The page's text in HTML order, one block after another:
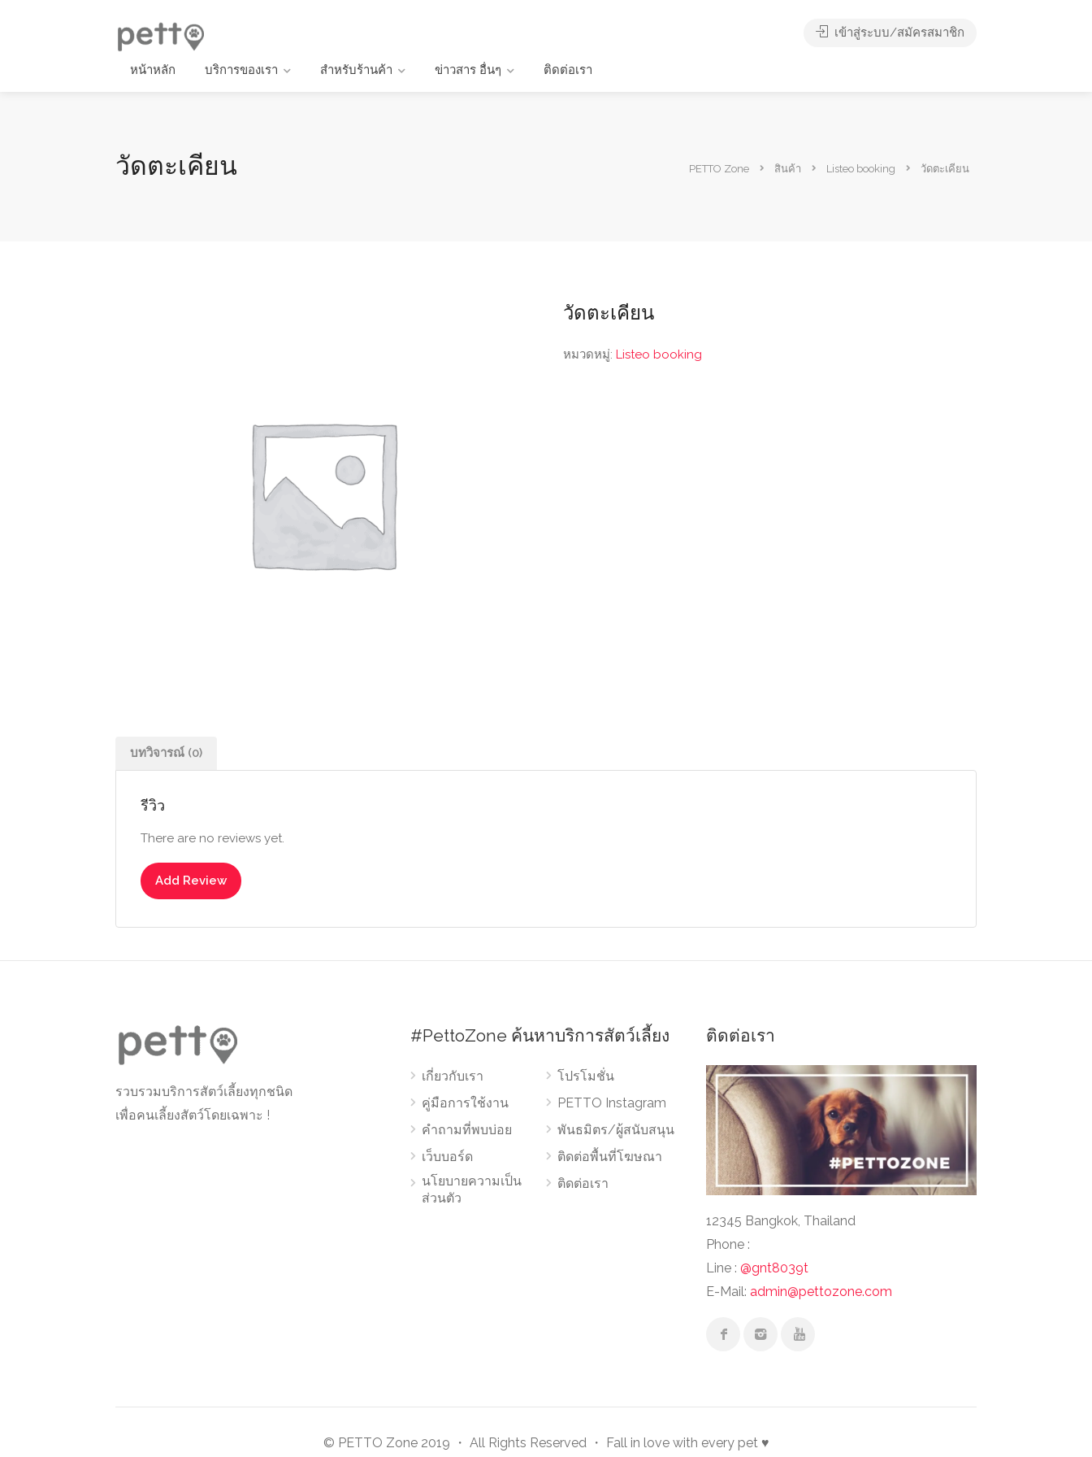
หน้าหลัก บริการของเรา สำหรับร้านค้า ข่าวสาร อื่นๆ ติดต่อเรา
เข้าสู่ระบบ/สมัครสมาชิก
วัดตะเคียน PETTO Zone สินค้า Listeo booking วัดตะเคียน
วัดตะเคียน
หมวดหมู่:Listeo booking
บทวิจารณ์ (0)
รีวิว
There are no reviews yet.
Add Review
รวบรวมบริการสัตว์เลี้ยงทุกชนิด
เพื่อคนเลี้ยงสัตว์โดยเฉพาะ !
#PettoZone ค้นหาบริการสัตว์เลี้ยง
เกี่ยวกับเรา
คู่มือการใช้งาน
คำถามที่พบบ่อย
เว็บบอร์ด
นโยบายความเป็น
ส่วนตัว
โปรโมชั่น
PETTO Instagram
พันธมิตร/ผู้สนับสนุน
ติดต่อพื้นที่โฆษณา
ติดต่อเรา
ติดต่อเรา
12345 Bangkok, Thailand
Phone :
Line : @gnt8039t
E-Mail: admin@pettozone.com
© PETTO Zone 2019 ・ All Rights Reserved ・ Fall in love with every pet ♥